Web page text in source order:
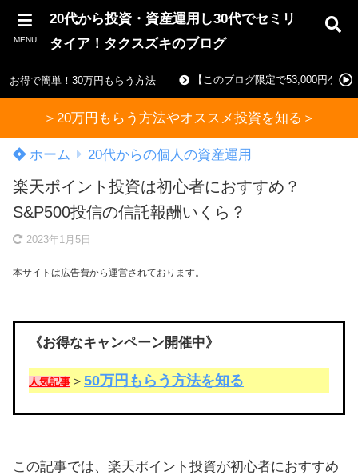
MENU
20代から投資・資産運用し30代でセミリ
タイア！タクスズキのブログ
お得で簡単！30万円もらう方法 【このブログ限定で53,000円ゲッ
＞20万円もらう方法やオススメ投資を知る＞
ホーム 20代からの個人の資産運用
楽天ポイント投資は初心者におすすめ？
S&P500投信の信託報酬いくら？
2023年1月5日
本サイトは広告費から運営されております。
《お得なキャンペーン開催中》
人気記事 ＞ 50万円もらう方法を知る
この記事では、楽天ポイント投資が初心者におすすめ